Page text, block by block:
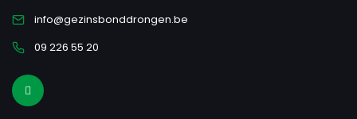
info@gezinsbonddrongen.be
09 226 55 20